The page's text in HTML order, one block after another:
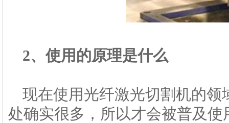
2、使用的原理是什么
现在使用光纤激光切割机的
处确实很多，所以才会被普及